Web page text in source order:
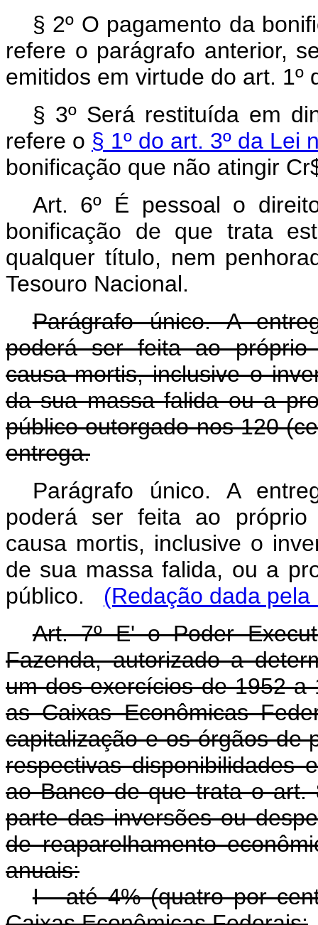
§ 2º O pagamento da
refere o parágrafo anterior,
emitidos em virtude do art. 1º
§ 3º Será restituída em
refere o § 1º do art. 3º da Lei
bonificação que não atingir
Art. 6º É pessoal o
bonificação de que trata
qualquer título, nem
Tesouro Nacional.
Parágrafo único. A
poderá ser feita ao próprio
causa-mortis, inclusive o
da sua massa falida ou a
público outorgado nos 120
entrega.
Parágrafo único. A
poderá ser feita ao próprio
causa mortis, inclusive o
de sua massa falida, ou a
público. (Redação dada
Art. 7º E' o Poder
Fazenda, autorizado a
um dos exercícios de 1952 a
as Caixas Econômicas
capitalização e os órgãos de
respectivas disponibilidades
ao Banco de que trata o art.
parte das inversões ou
de reaparelhamento
anuais:
I - até 4% (quatro por